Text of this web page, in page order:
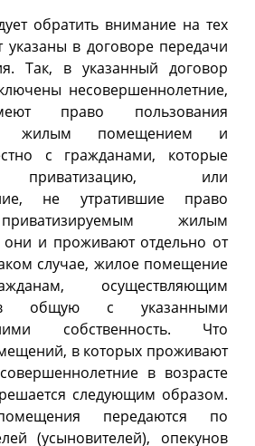
обратить внимание на тех
указаны в договоре передачи
Так, в указанный договор
несовершеннолетние,
право пользования
жилым помещением и
с гражданами, которые
приватизацию, или
не утратившие право
жилым
и проживают отдельно от
случае, жилое помещение
осуществляющим
в общую с указанными
собственность. Что
в которых проживают
в возрасте
следующим образом.
передаются по
(усыновителей), опекунов